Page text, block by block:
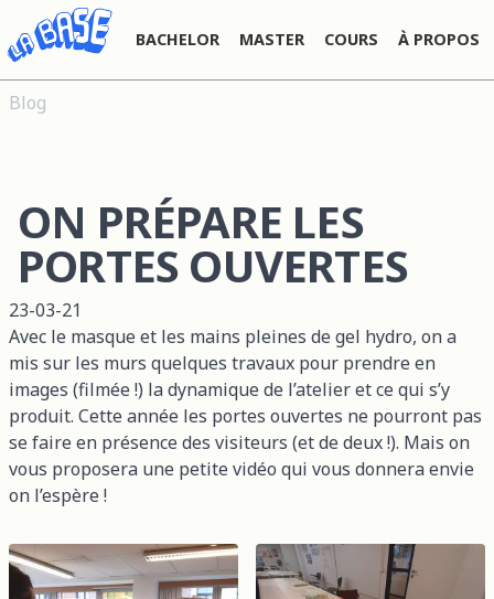
BACHELOR MASTER COURS À PROPOS
Blog
ON PRÉPARE LES
PORTES OUVERTES
23-03-21
Avec le masque et les mains pleines de gel hydro, on a
mis sur les murs quelques travaux pour prendre en
images (filmée !) la dynamique de l’atelier et ce qui s’y
produit. Cette année les portes ouvertes ne pourront pas
se faire en présence des visiteurs (et de deux !). Mais on
vous proposera une petite vidéo qui vous donnera envie
on l’espère !